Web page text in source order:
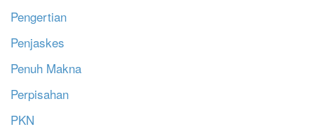
Pengertian
Penjaskes
Penuh Makna
Perpisahan
PKN